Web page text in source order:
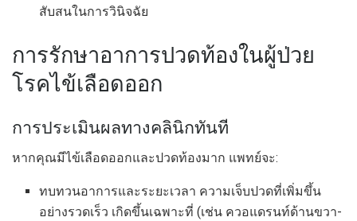
สับสนในการวินิจฉัย
การรักษาอาการปวดท้องในผู้ป่วย
โรคไข้เลือดออก
การประเมินผลทางคลินิกทันที
หากคุณมีไข้เลือดออกและปวดท้องมาก แพทย์จะ:
ทบทวนอาการและระยะเวลา ความเจ็บปวดที่เพิ่มขึ้น
อย่างรวดเร็ว เกิดขึ้นเฉพาะที่ (เช่น ควอแดรนท์ด้านขวา-